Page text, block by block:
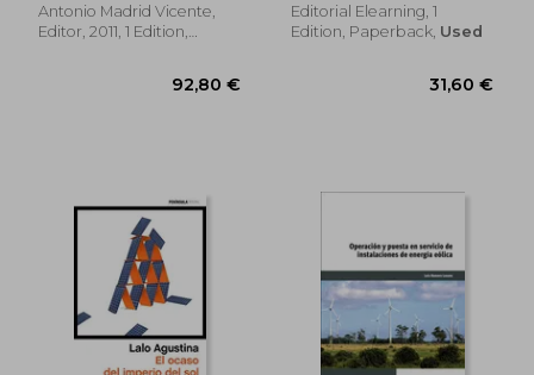
Antonio Madrid Vicente,
Editor, 2011, 1 Edition,
Editorial Elearning, 1
Edition, Paperback, Used